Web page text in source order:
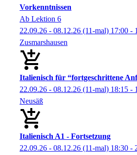
Vorkenntnissen
Ab Lektion 6
22.09.26 - 08.12.26 (11-mal) 17:00 -
Zusmarshausen
Italienisch für “fortgeschrittene
22.09.26 - 08.12.26 (11-mal) 18:15 -
Neusäß
Italienisch A1 - Fortsetzung
22.09.26 - 08.12.26 (11-mal) 18:30 -